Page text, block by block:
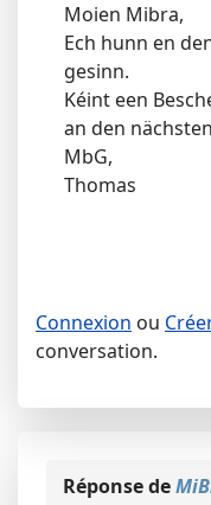
Moien Mibra,
Ech hunn en
gesinn.
Kéint een
an den
MbG,
Thomas
Connexion ou
conversation.
Réponse de